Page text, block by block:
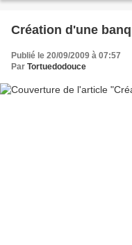
Création d'une
Publié le 20/09/2009 à 07:57
Par Tortuedodouce